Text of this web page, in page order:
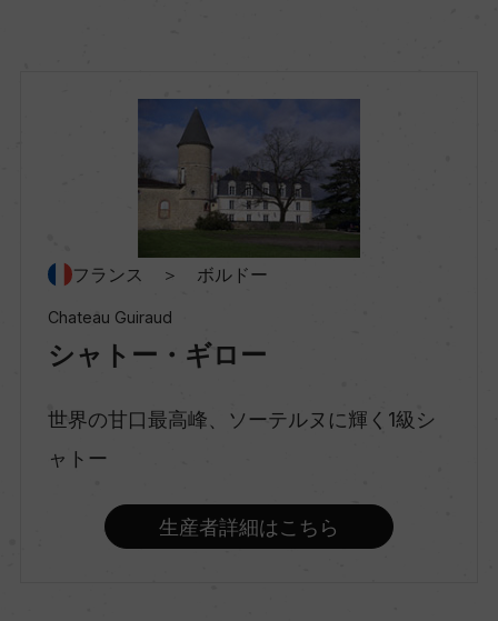
村名
スティルワイン
フランス ＞ ボルドー
Chateau Guiraud
シャトー・ギロー
世界の甘口最高峰、ソーテルヌに輝く1級シ
ャトー
生産者詳細はこちら